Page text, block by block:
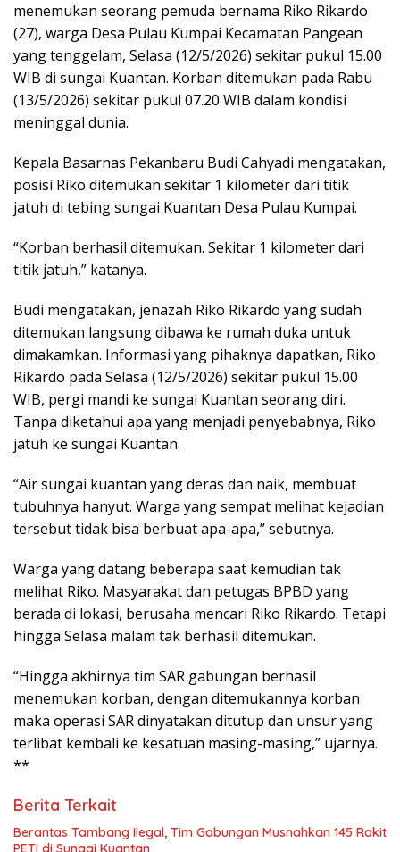
menemukan seorang pemuda bernama Riko Rikardo
(27), warga Desa Pulau Kumpai Kecamatan Pangean
yang tenggelam, Selasa (12/5/2026) sekitar pukul 15.00
WIB di sungai Kuantan. Korban ditemukan pada Rabu
(13/5/2026) sekitar pukul 07.20 WIB dalam kondisi
meninggal dunia.
Kepala Basarnas Pekanbaru Budi Cahyadi mengatakan,
posisi Riko ditemukan sekitar 1 kilometer dari titik
jatuh di tebing sungai Kuantan Desa Pulau Kumpai.
“Korban berhasil ditemukan. Sekitar 1 kilometer dari
titik jatuh,” katanya.
Budi mengatakan, jenazah Riko Rikardo yang sudah
ditemukan langsung dibawa ke rumah duka untuk
dimakamkan. Informasi yang pihaknya dapatkan, Riko
Rikardo pada Selasa (12/5/2026) sekitar pukul 15.00
WIB, pergi mandi ke sungai Kuantan seorang diri.
Tanpa diketahui apa yang menjadi penyebabnya, Riko
jatuh ke sungai Kuantan.
“Air sungai kuantan yang deras dan naik, membuat
tubuhnya hanyut. Warga yang sempat melihat kejadian
tersebut tidak bisa berbuat apa-apa,” sebutnya.
Warga yang datang beberapa saat kemudian tak
melihat Riko. Masyarakat dan petugas BPBD yang
berada di lokasi, berusaha mencari Riko Rikardo. Tetapi
hingga Selasa malam tak berhasil ditemukan.
“Hingga akhirnya tim SAR gabungan berhasil
menemukan korban, dengan ditemukannya korban
maka operasi SAR dinyatakan ditutup dan unsur yang
terlibat kembali ke kesatuan masing-masing,” ujarnya.
**
Berita Terkait
Berantas Tambang Ilegal, Tim Gabungan Musnahkan 145 Rakit
PETI di Sungai Kuantan